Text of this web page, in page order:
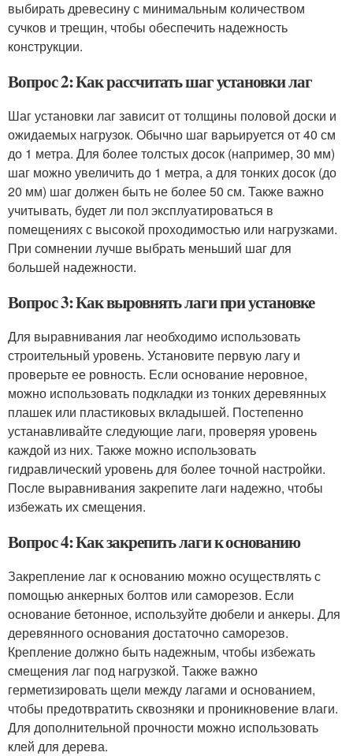
выбирать древесину с минимальным количеством
сучков и трещин, чтобы обеспечить надежность
конструкции.
Вопрос 2: Как рассчитать шаг установки лаг
Шаг установки лаг зависит от толщины половой доски и
ожидаемых нагрузок. Обычно шаг варьируется от 40 см
до 1 метра. Для более толстых досок (например, 30 мм)
шаг можно увеличить до 1 метра, а для тонких досок (до
20 мм) шаг должен быть не более 50 см. Также важно
учитывать, будет ли пол эксплуатироваться в
помещениях с высокой проходимостью или нагрузками.
При сомнении лучше выбрать меньший шаг для
большей надежности.
Вопрос 3: Как выровнять лаги при установке
Для выравнивания лаг необходимо использовать
строительный уровень. Установите первую лагу и
проверьте ее ровность. Если основание неровное,
можно использовать подкладки из тонких деревянных
плашек или пластиковых вкладышей. Постепенно
устанавливайте следующие лаги, проверяя уровень
каждой из них. Также можно использовать
гидравлический уровень для более точной настройки.
После выравнивания закрепите лаги надежно, чтобы
избежать их смещения.
Вопрос 4: Как закрепить лаги к основанию
Закрепление лаг к основанию можно осуществлять с
помощью анкерных болтов или саморезов. Если
основание бетонное, используйте дюбели и анкеры. Для
деревянного основания достаточно саморезов.
Крепление должно быть надежным, чтобы избежать
смещения лаг под нагрузкой. Также важно
герметизировать щели между лагами и основанием,
чтобы предотвратить сквозняки и проникновение влаги.
Для дополнительной прочности можно использовать
клей для дерева.